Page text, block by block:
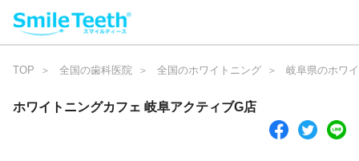
TOP 全国の歯科医院 全国のホワイトニング 岐阜県のホワ
ホワイトニングカフェ 岐阜アクティブG店